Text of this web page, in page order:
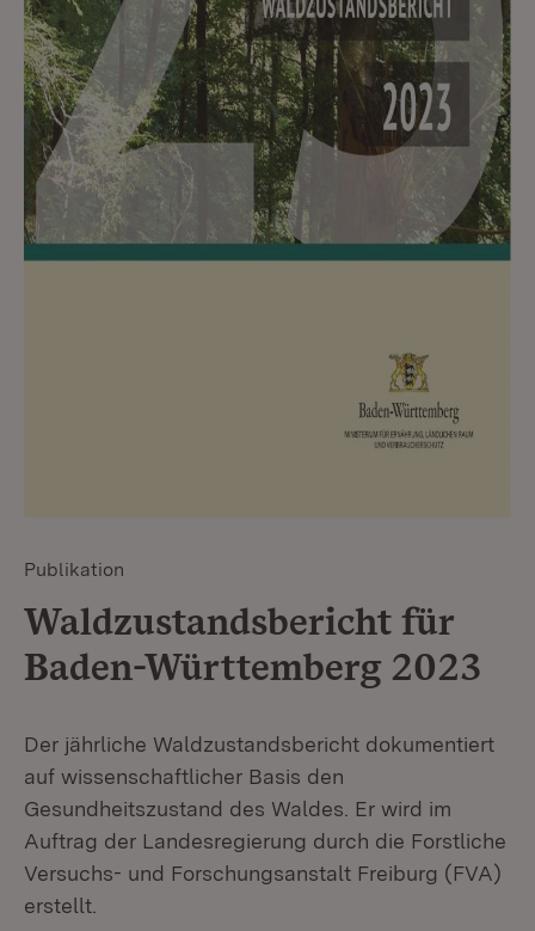
Publikation
Waldzustandsbericht für
Baden-Württemberg 2023
Der jährliche Waldzustandsbericht dokumentiert
auf wissenschaftlicher Basis den
Gesundheitszustand des Waldes. Er wird im
Auftrag der Landesregierung durch die Forstliche
Versuchs- und Forschungsanstalt Freiburg (FVA)
erstellt.